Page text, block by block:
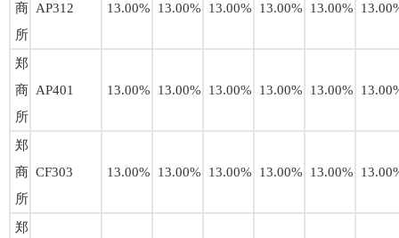
商
所
AP312 13.00% 13.00% 13.00% 13.00% 13.00%
郑
商
所
AP401 13.00% 13.00% 13.00% 13.00% 13.00%
郑
商
所
CF303 13.00% 13.00% 13.00% 13.00% 13.00%
郑